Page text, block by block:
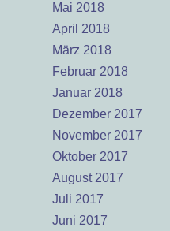
Mai 2018
April 2018
März 2018
Februar 2018
Januar 2018
Dezember 2017
November 2017
Oktober 2017
August 2017
Juli 2017
Juni 2017